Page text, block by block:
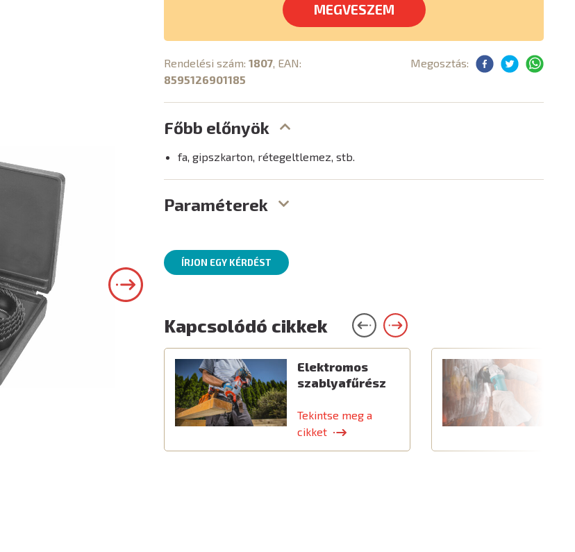
MEGVESZEM
Rendelési szám: 1807 , EAN:
8595126901185
Megosztás:
Főbb előnyök
fa, gipszkarton, rétegeltlemez, stb.
Paraméterek
ÍRJON EGY KÉRDÉST
Kapcsolódó cikkek
Elektromos
szablyafűrész
Tekintse meg a
cikket